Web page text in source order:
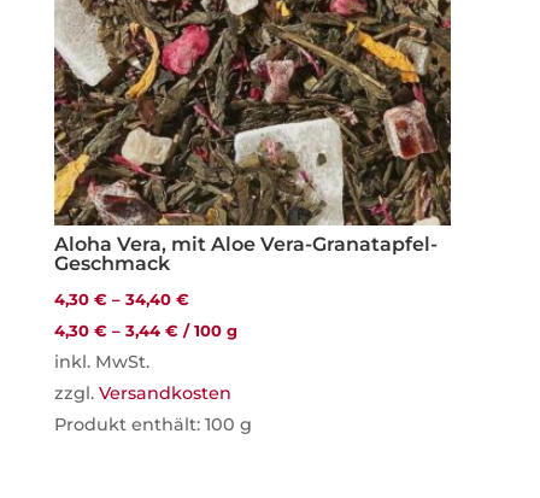
Aloha Vera, mit Aloe Vera-Granatapfel-
Geschmack
4,30€ –34,40€
4,30€ –3,44€ /100 g
inkl. MwSt.
zzgl.Versandkosten
Produkt enthält: 100g